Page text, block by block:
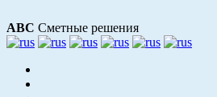
АВС Сметные решения